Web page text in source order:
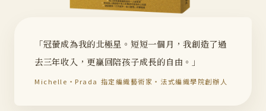
「冠螢成為我的北極星。短短一個月，我創造了過
去三年收入，更贏回陪孩子成長的自由。」
Michelle・Prada 指定編織藝術家・法式編織學院創辦人